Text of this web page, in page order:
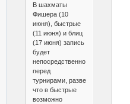
В шахматы
Фишера (10
июня), быстрые
(11 июня) и блиц
(17 июня) запись
будет
непосредственно
перед
турнирами, разве
что в быстрые
возможно